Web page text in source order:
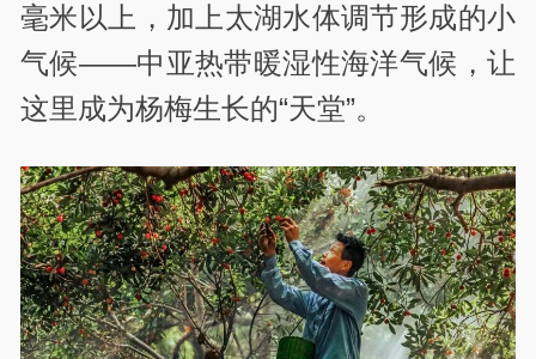
毫米以上，加上太湖水体调节形成的小
气候——中亚热带暖湿性海洋气候，让
这里成为杨梅生长的“天堂”。